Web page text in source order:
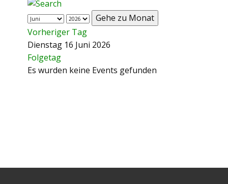
Gehe zu Monat
Vorheriger Tag
Dienstag 16 Juni 2026
Folgetag
Es wurden keine Events gefunden